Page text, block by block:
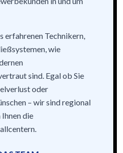
erfahrenen Technikern,
wie
sind. Egal ob Sie
oder
– wir sind regional
die